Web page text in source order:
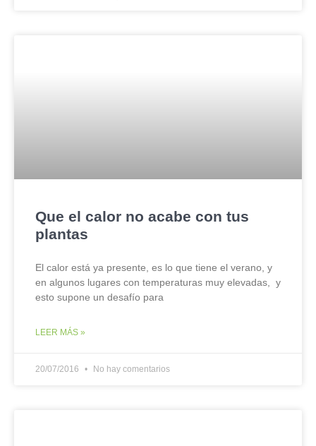
Que el calor no acabe con tus
plantas
El calor está ya presente, es lo que tiene el verano, y
en algunos lugares con temperaturas muy elevadas, y
esto supone un desafío para
LEER MÁS »
20/07/2016 No hay comentarios